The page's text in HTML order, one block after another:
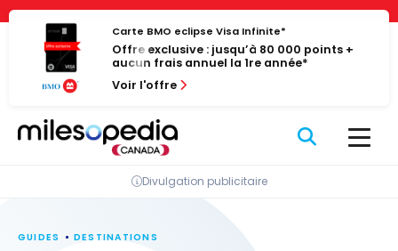
Panneau de gestion des cookies
Passer
contenu
Carte BMO eclipse Visa Infinite*
Offre exclusive : jusqu’à 80 000 points +
aucun frais annuel la 1re année*
Voir l'offre
Divulgation publicitaire
GUIDES DESTINATIONS